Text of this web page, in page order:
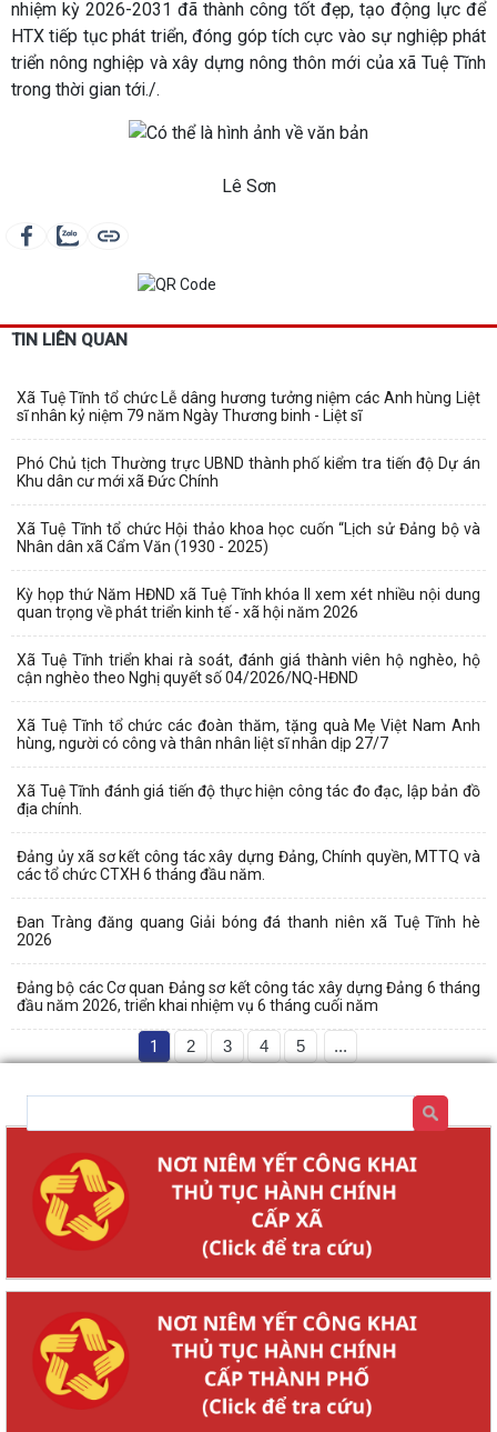
nhiệm kỳ 2026-2031 đã thành công tốt đẹp, tạo động lực để
HTX tiếp tục phát triển, đóng góp tích cực vào sự nghiệp phát
triển nông nghiệp và xây dựng nông thôn mới của xã Tuệ Tĩnh
trong thời gian tới./.
Lê Sơn
TIN LIÊN QUAN
Xã Tuệ Tĩnh tổ chức Lễ dâng hương tưởng niệm các Anh hùng Liệt
sĩ nhân kỷ niệm 79 năm Ngày Thương binh - Liệt sĩ
Phó Chủ tịch Thường trực UBND thành phố kiểm tra tiến độ Dự án
Khu dân cư mới xã Đức Chính
Xã Tuệ Tĩnh tổ chức Hội thảo khoa học cuốn “Lịch sử Đảng bộ và
Nhân dân xã Cẩm Văn (1930 - 2025)
Kỳ họp thứ Năm HĐND xã Tuệ Tĩnh khóa II xem xét nhiều nội dung
quan trọng về phát triển kinh tế - xã hội năm 2026
Xã Tuệ Tĩnh triển khai rà soát, đánh giá thành viên hộ nghèo, hộ
cận nghèo theo Nghị quyết số 04/2026/NQ-HĐND
Xã Tuệ Tĩnh tổ chức các đoàn thăm, tặng quà Mẹ Việt Nam Anh
hùng, người có công và thân nhân liệt sĩ nhân dịp 27/7
Xã Tuệ Tĩnh đánh giá tiến độ thực hiện công tác đo đạc, lập bản đồ
địa chính.
Đảng ủy xã sơ kết công tác xây dựng Đảng, Chính quyền, MTTQ và
các tổ chức CTXH 6 tháng đầu năm.
Đan Tràng đăng quang Giải bóng đá thanh niên xã Tuệ Tĩnh hè
2026
Đảng bộ các Cơ quan Đảng sơ kết công tác xây dựng Đảng 6 tháng
đầu năm 2026, triển khai nhiệm vụ 6 tháng cuối năm
1 2 3 4 5 ...